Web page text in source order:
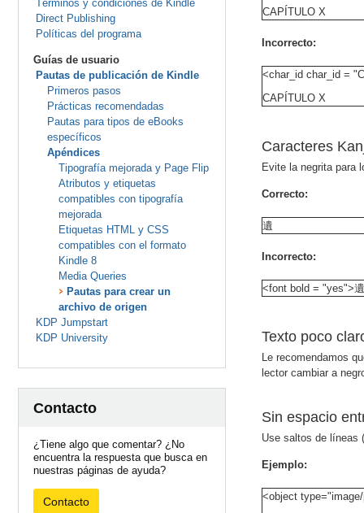
Términos y condiciones de Kindle
Direct Publishing
Políticas del programa
Guías de usuario
Pautas de publicación de Kindle
Primeros pasos
Prácticas recomendadas
Pautas para tipos de eBooks
específicos
Apéndices
Tipografía mejorada y Page Flip
Atributos y etiquetas
compatibles con tipografía
mejorada
Etiquetas HTML y CSS
compatibles con el formato
Kindle 8
Media Queries
Pautas para crear un
archivo de origen
KDP Jumpstart
KDP University
Contacto
¿Tiene algo que comentar? ¿No
encuentra la respuesta que busca en
nuestras páginas de ayuda?
Contacto
CAPÍTULO X
Incorrecto:
<char_id char_id =
CAPÍTULO X
Caracteres
Evite la negrita para
Correcto:
遺
Incorrecto:
<font bold = "yes">
Texto poco
Le recomendamos
lector cambiar a
Sin espacio
Use saltos de líneas
Ejemplo:
<object